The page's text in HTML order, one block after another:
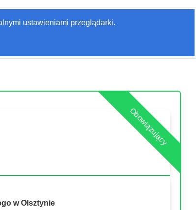
ustawieniami przeglądarki.
Obowiązujący
w Olsztynie